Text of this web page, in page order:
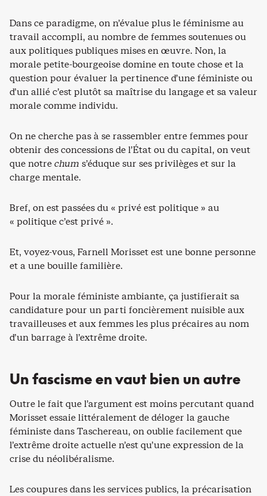
Dans ce paradigme, on n’évalue plus le féminisme au
travail accompli, au nombre de femmes soutenues ou
aux politiques publiques mises en œuvre. Non, la
morale petite-bourgeoise domine en toute chose et la
question pour évaluer la pertinence d’une féministe ou
d’un allié c’est plutôt sa maîtrise du langage et sa valeur
morale comme individu.
On ne cherche pas à se rassembler entre femmes pour
obtenir des concessions de l’État ou du capital, on veut
que notrechum s’éduque sur ses privilèges et sur la
charge mentale.
Bref, on est passées du « privé est politique » au
« politique c’est privé ».
Et, voyez-vous, Farnell Morisset est une bonne personne
et a une bouille familière.
Pour la morale féministe ambiante, ça justifierait sa
candidature pour un parti foncièrement nuisible aux
travailleuses et aux femmes les plus précaires au nom
d’un barrage à l’extrême droite.
Un fascisme en vaut bien un autre
Outre le fait que l’argument est moins percutant quand
Morisset essaie littéralement de déloger la gauche
féministe dans Taschereau, on oublie facilement que
l’extrême droite actuelle n’est qu’une expression de la
crise du néolibéralisme.
Les coupures dans les services publics, la précarisation